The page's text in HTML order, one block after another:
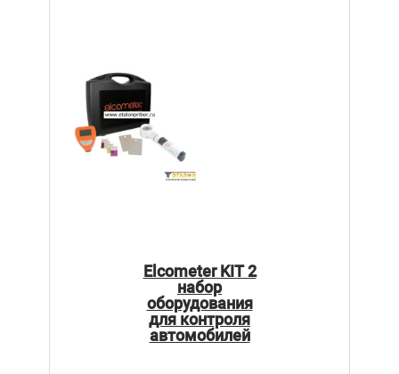
Elcometer KIT 2
набор
оборудования
для контроля
автомобилей